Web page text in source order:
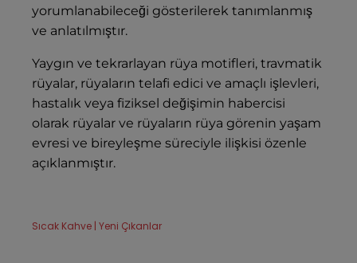
yorumlanabileceği gösterilerek tanımlanmış
ve anlatılmıştır.
Yaygın ve tekrarlayan rüya motifleri, travmatik
rüyalar, rüyaların telafi edici ve amaçlı işlevleri,
hastalık veya fiziksel değişimin habercisi
olarak rüyalar ve rüyaların rüya görenin yaşam
evresi ve bireyleşme süreciyle ilişkisi özenle
açıklanmıştır.
Sıcak Kahve | Yeni Çıkanlar